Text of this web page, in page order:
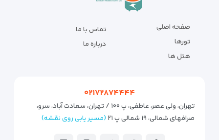
صفحه اصلی
تورها
هتل ها
تماس با ما
درباره ما
۰۲۱۷۲۸۷۴۴۴۴
تهران، ولی عصر، عاطفی، پ ۱۰۰ / تهران، سعادت آباد، سرو،
صرافهای شمالی، ۱۹ شمالی پ ۲۱
(مسیر یابی روی نقشه)